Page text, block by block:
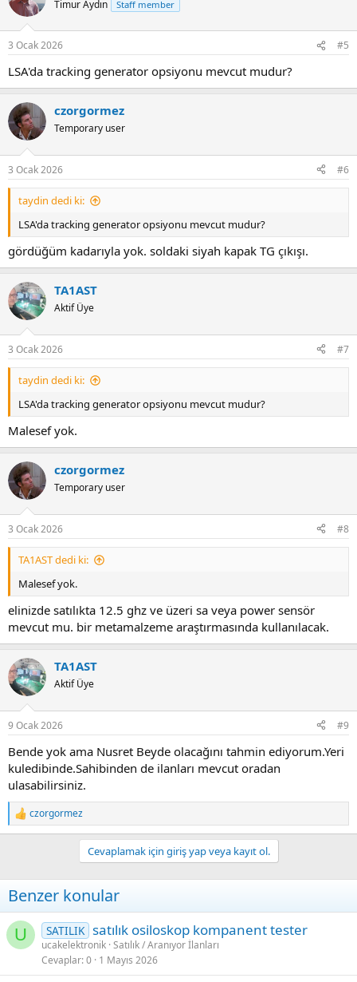
i
n
s
Timur Aydın Staff member
3 Ocak 2026 #5
LSA'da tracking generator opsiyonu mevcut mudur?
czorgormez
Temporary user
3 Ocak 2026 #6
taydin dedi ki:
LSA'da tracking generator opsiyonu mevcut mudur?
gördüğüm kadarıyla yok. soldaki siyah kapak TG çıkışı.
TA1AST
Aktif Üye
3 Ocak 2026 #7
taydin dedi ki:
LSA'da tracking generator opsiyonu mevcut mudur?
Malesef yok.
czorgormez
Temporary user
3 Ocak 2026 #8
TA1AST dedi ki:
Malesef yok.
elinizde satılıkta 12.5 ghz ve üzeri sa veya power sensör
mevcut mu. bir metamalzeme araştırmasında kullanılacak.
TA1AST
Aktif Üye
9 Ocak 2026 #9
Bende yok ama Nusret Beyde olacağını tahmin ediyorum.Yeri
kuledibinde.Sahibinden de ilanları mevcut oradan
ulasabilirsiniz.
R
e
i
o
s
:
czorgormez
Cevaplamak için giriş yap veya kayıt ol.
Benzer konular
U SATILIK satılık osiloskop kompanent tester
ucakelektronik Satılık / Aranıyor İlanları
Cevaplar 0 1 Mayıs 2026